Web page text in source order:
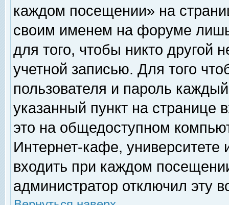
каждом посещении» на
своим именем на форуме
для того, чтобы никто другой
учетной записью. Для того
пользователя и пароль
указанный пункт на
это на общедоступном
Интернет-кафе, университете
входить при каждом
администратор отключил эту